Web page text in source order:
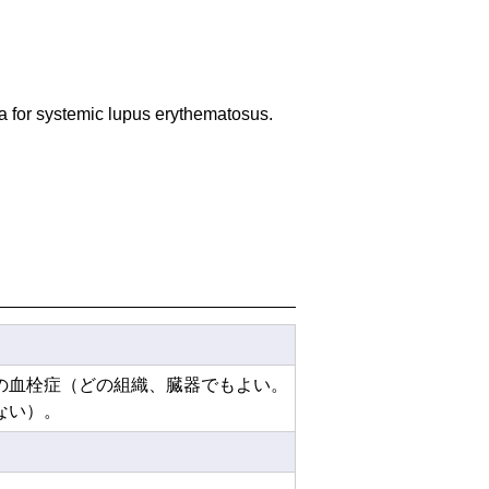
systemic lupus erythematosus.
栓症（どの組織、臓器でもよい。
）。